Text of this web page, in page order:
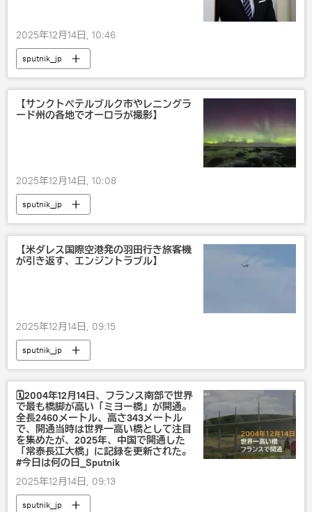
2025年12月14日, 10:46
sputnik_jp
【サンクトペテルブルク市やレニングラ
ード州の各地でオーロラが撮影】
2025年12月14日, 10:08
sputnik_jp
【米ダレス国際空港発の羽田行き旅客機
が引き返す、エンジントラブル】
2025年12月14日, 09:15
sputnik_jp
🗓️2004年12月14日、フランス南部で世界
で最も橋脚が高い「ミヨー橋」が開通。
全長2460メートル、高さ343メートル
で、開通当時は世界一高い橋として注目
を集めたが、2025年、中国で開通した
「常泰長江大橋」に記録を更新された。
#今日は何の日_Sputnik
2025年12月14日, 09:13
sputnik_jp